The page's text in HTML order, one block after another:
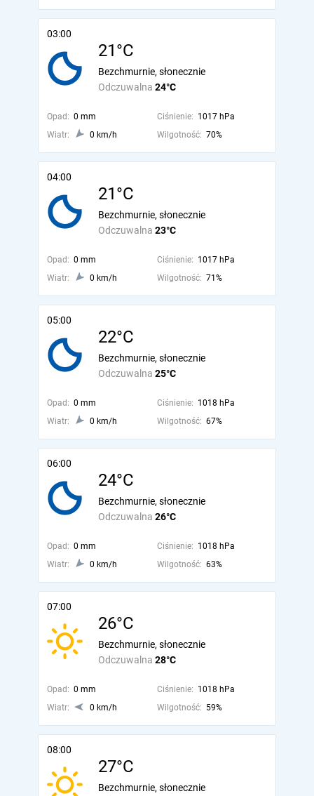
03:00
21°C
Odczuwalna 24°C
Bezchmurnie, słonecznie
Opad: 0 mm Ciśnienie: 1017 hPa
Wiatr:
0 km/h Wilgotność: 70%
04:00
21°C
Odczuwalna 23°C
Bezchmurnie, słonecznie
Opad: 0 mm Ciśnienie: 1017 hPa
Wiatr:
0 km/h Wilgotność: 71%
05:00
22°C
Odczuwalna 25°C
Bezchmurnie, słonecznie
Opad: 0 mm Ciśnienie: 1018 hPa
Wiatr:
0 km/h Wilgotność: 67%
06:00
24°C
Odczuwalna 26°C
Bezchmurnie, słonecznie
Opad: 0 mm Ciśnienie: 1018 hPa
Wiatr:
0 km/h Wilgotność: 63%
07:00
26°C
Odczuwalna 28°C
Bezchmurnie, słonecznie
Opad: 0 mm Ciśnienie: 1018 hPa
Wiatr:
0 km/h Wilgotność: 59%
08:00
27°C
Bezchmurnie, słonecznie